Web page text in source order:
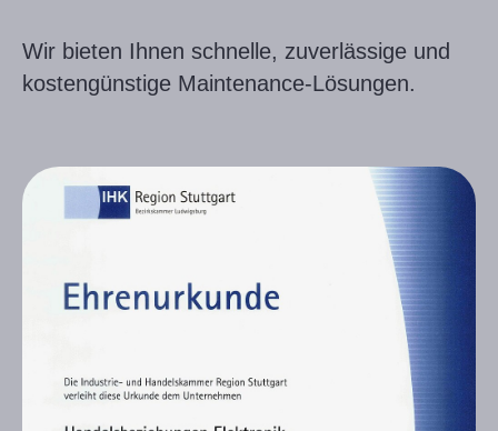
Wir bieten Ihnen schnelle, zuverlässige und
kostengünstige Maintenance-Lösungen.